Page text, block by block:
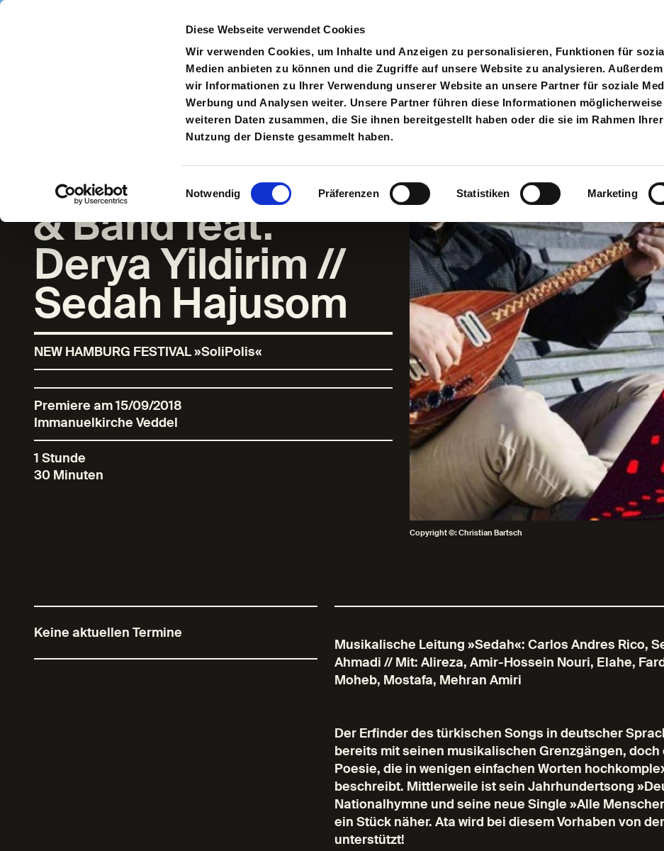
Diese Webseite verwendet Cookies
Wir verwenden Cookies, um Inhalte und Anzeigen zu personalisieren, Funktionen für
Medien anbieten zu können und die Zugriffe auf unsere Website zu analysieren.
wir Informationen zu Ihrer Verwendung unserer Website an unsere Partner für soziale
Werbung und Analysen weiter. Unsere Partner führen diese Informationen
weiteren Daten zusammen, die Sie ihnen bereitgestellt haben oder die sie im Rahmen Ihrer
Nutzung der Dienste gesammelt haben.
Einwilligungsauswahl
Notwendig Präferenzen Statistiken Marketing
Direkt zum Inhalt
Spielplan Toggle search input Suche Anmelden
Fun in the Church
– Ozan Ata Canani
& Band feat.
Derya Yildirim //
Sedah Hajusom
NEW HAMBURG FESTIVAL »SoliPolis«
Premiere am 15/09/2018
Immanuelkirche Veddel
1 Stunde
30 Minuten
Copyright ©: Christian Bartsch
Keine aktuellen Termine
Musikalische Leitung »Sedah«: Carlos Andres Rico,
Ahmadi // Mit: Alireza, Amir-Hossein Nouri, Elahe,
Moheb, Mostafa, Mehran Amiri
Der Erfinder des türkischen Songs in deutscher
bereits mit seinen musikalischen Grenzgängen,
Poesie, die in wenigen einfachen Worten
beschreibt. Mittlerweile ist sein Jahrhundertsong
Nationalhymne und seine neue Single »Alle
ein Stück näher. Ata wird bei diesem Vorhaben von der
unterstützt!